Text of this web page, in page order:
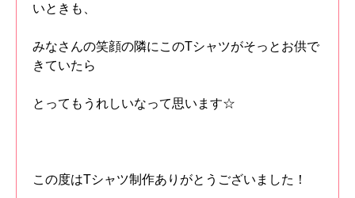
いときも、
みなさんの笑顔の隣にこのTシャツがそっとお供で
きていたら
とってもうれしいなって思います☆
この度はTシャツ制作ありがとうございました！